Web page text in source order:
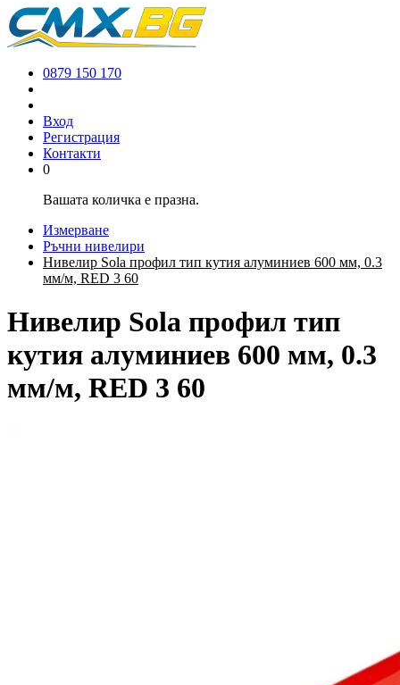
0879 150 170
Вход
Регистрация
Контакти
0
Вашата количка е празна.
Измерване
Ръчни нивелири
Нивелир Sola профил тип кутия алуминиев 600 мм, 0.3
мм/м, RED 3 60
Нивелир Sola профил тип
кутия алуминиев 600 мм, 0.3
мм/м, RED 3 60